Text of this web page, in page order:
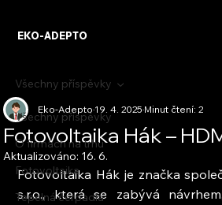
EKO-ADEPTO
Všechny příspěvky
O firmách na trhu
Fotovoltaika
Tepelná čerpadla
Všechny příspěvky
Fotovoltaika Hák –
Eko-Adepto19. 4. 2025Minut čtení: 2
Aktualizováno: 16. 6.
Fotovoltaika Hák je značka